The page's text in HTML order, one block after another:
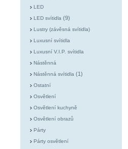
LED
LED svítidla (9)
Lustry (závěsná svítidla)
Luxusní svítidla
Luxusní V.I.P. svítidla
Nástěnná
Nástěnná svítidla (1)
Ostatní
Osvětlení
Osvětlení kuchyně
Osvětlení obrazů
Párty
Párty osvětlení